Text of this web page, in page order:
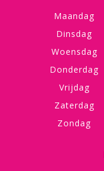
Maandag
Dinsdag
Woensdag
Donderdag
Vrijdag
Zaterdag
Zondag